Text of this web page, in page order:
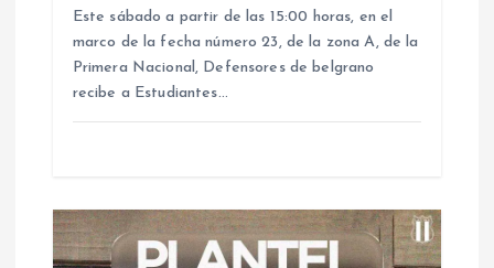
d
Este sábado a partir de las 15:00 horas, en el
marco de la fecha número 23, de la zona A, de la
Primera Nacional, Defensores de belgrano
recibe a Estudiantes…